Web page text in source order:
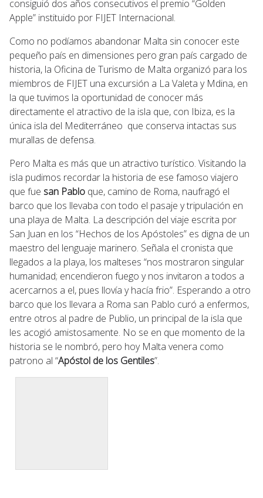
consiguió dos años consecutivos el premio “Golden
Apple” instituido por FIJET Internacional.
Como no podíamos abandonar Malta sin conocer este
pequeño país en dimensiones pero gran país cargado de
historia, la Oficina de Turismo de Malta organizó para los
miembros de FIJET una excursión a La Valeta y Mdina, en
la que tuvimos la oportunidad de conocer más
directamente el atractivo de la isla que, con Ibiza, es la
única isla del Mediterráneo que conserva intactas sus
murallas de defensa.
Pero Malta es más que un atractivo turístico. Visitando la
isla pudimos recordar la historia de ese famoso viajero
que fue san Pablo que, camino de Roma, naufragó el
barco que los llevaba con todo el pasaje y tripulación en
una playa de Malta. La descripción del viaje escrita por
San Juan en los “Hechos de los Apóstoles” es digna de un
maestro del lenguaje marinero. Señala el cronista que
llegados a la playa, los malteses “nos mostraron singular
humanidad; encendieron fuego y nos invitaron a todos a
acercarnos a el, pues llovía y hacía frio”. Esperando a otro
barco que los llevara a Roma san Pablo curó a enfermos,
entre otros al padre de Publio, un principal de la isla que
les acogió amistosamente. No se en que momento de la
historia se le nombró, pero hoy Malta venera como
patrono al “Apóstol de los Gentiles”.